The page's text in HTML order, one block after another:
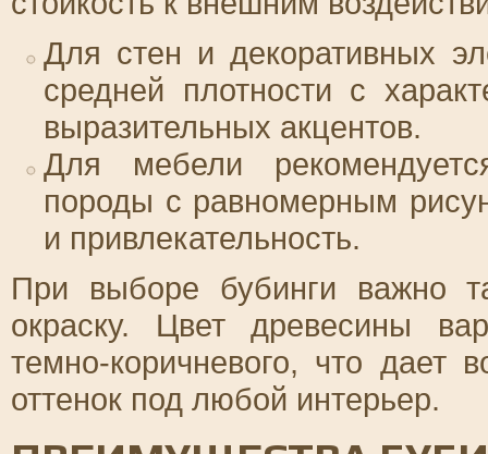
Для стен и декоративных
средней плотности с
выразительных акцентов.
Для мебели
породы с равномерным
и привлекательность.
При выборе бубинги важно
окраску. Цвет древесины
темно-коричневого, что дает
оттенок под любой интерьер.